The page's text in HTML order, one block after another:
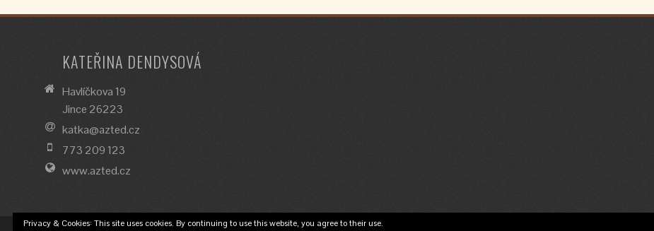
KATEŘINA DENDYSOVÁ
Havlíčkova 19
Jince 26223
katka@azted.cz
773 209 123
www.azted.cz
Privacy & Cookies: This site uses cookies. By continuing to use this website, you agree to their use.